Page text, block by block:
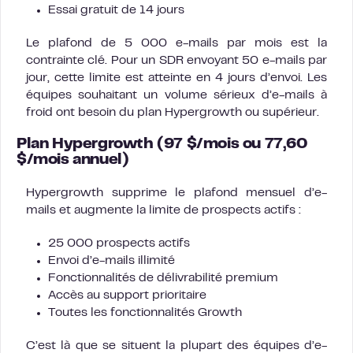
Essai gratuit de 14 jours
Le plafond de 5 000 e-mails par mois est la
contrainte clé. Pour un SDR envoyant 50 e-mails par
jour, cette limite est atteinte en 4 jours d’envoi. Les
équipes souhaitant un volume sérieux d’e-mails à
froid ont besoin du plan Hypergrowth ou supérieur.
Plan Hypergrowth (97 $/mois ou 77,60
$/mois annuel)
Hypergrowth supprime le plafond mensuel d’e-
mails et augmente la limite de prospects actifs :
25 000 prospects actifs
Envoi d’e-mails illimité
Fonctionnalités de délivrabilité premium
Accès au support prioritaire
Toutes les fonctionnalités Growth
C’est là que se situent la plupart des équipes d’e-